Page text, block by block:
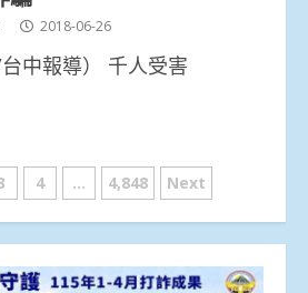
2018-06-26
台中報導） 千人受害
4 ... 4,848 Next